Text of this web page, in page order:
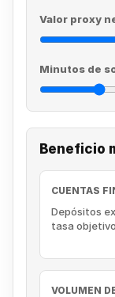
Valor proxy
Minutos de
Beneficio
CUENTAS
Depósitos
tasa
VOLUMEN